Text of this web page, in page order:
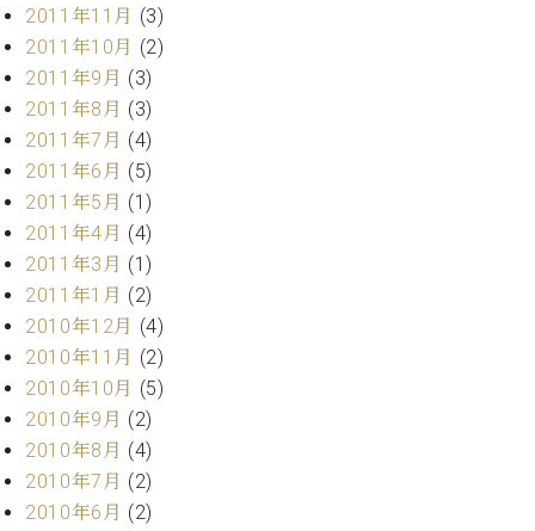
ス
(調
律)
調
律
師
紹
介
調
料
金
表
お
問
合
わ
せ
尾山調律師のブ
2011年11月 (3)
2011年10月 (2)
2011年9月 (3)
2011年8月 (3)
2011年7月 (4)
2011年6月 (5)
2011年5月 (1)
2011年4月 (4)
2011年3月 (1)
2011年1月 (2)
2010年12月 (4)
2010年11月 (2)
2010年10月 (5)
2010年9月 (2)
2010年8月 (4)
2010年7月 (2)
2010年6月 (2)